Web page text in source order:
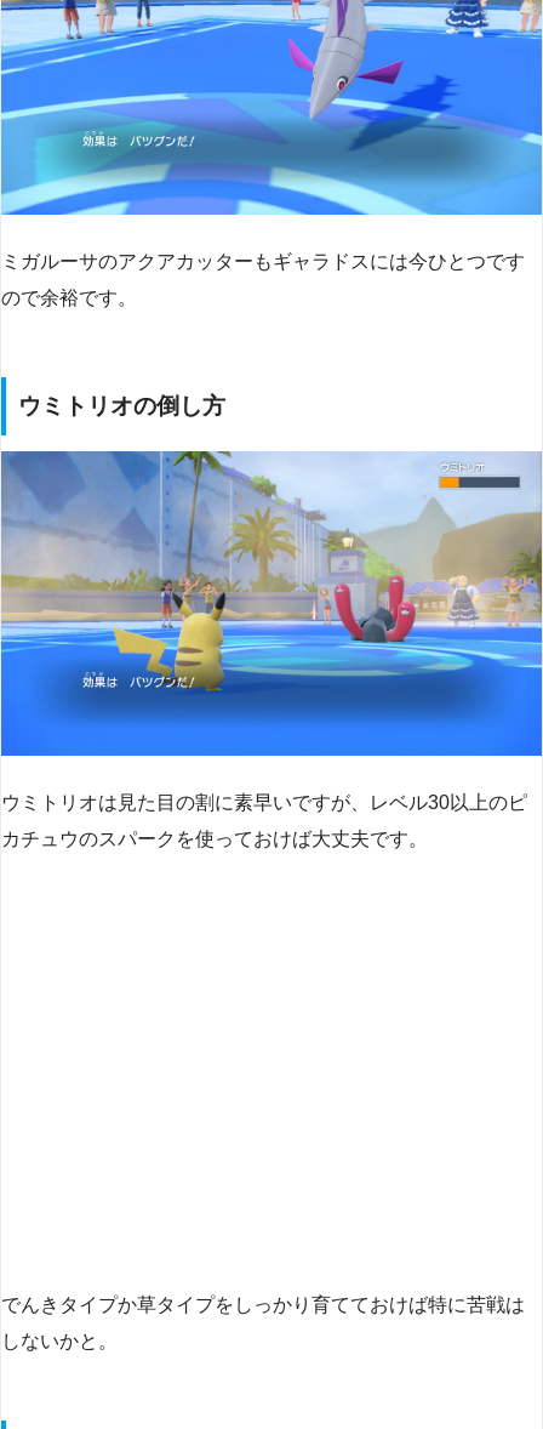
ミガルーサのアクアカッターもギャラドスには今ひとつです
ので余裕です。
ウミトリオの倒し方
ウミトリオは見た目の割に素早いですが、レベル30以上のピ
カチュウのスパークを使っておけば大丈夫です。
でんきタイプか草タイプをしっかり育てておけば特に苦戦は
しないかと。